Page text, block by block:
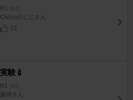
R1 [RJ]
Civicoのじじさん
12
実験💉
R1 [RJ]
露伴さん